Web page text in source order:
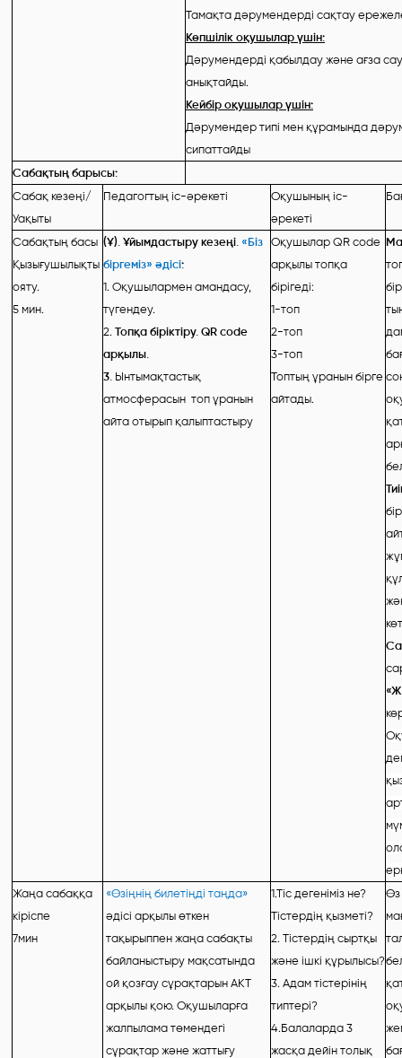
Тамақта дәрумендерді сақтау
Көпшілік оқушылар үшін:
Дәрумендерді қабылдау және ағза
анықтайды.
Кейбір оқушылар үшін:
Дәрумендер типі мен құрамында
сипаттайды
Сабақтың барысы:
Сабақ кезеңі/
Уақыты
Педагогтың іс-әрекеті
Оқушының іс-
әрекеті
Сабақтың басы
Қызығушылықты
ояту.
5 мин.
(Ұ). Ұйымдастыру кезеңі. «Біз
біргеміз» әдісі:
1. Оқушылармен амандасу,
түгендеу.
2. Топқа біріктіру. QR code
арқылы.
3. Ынтымақтастық
атмосферасын топ ұранын
айта отырып қалыптастыру
Оқушылар QR code
арқылы топқа
бірігеді:
1-топ
2-топ
3-топ
Топтың ұранын бірге
айтады.
Жаңа сабаққа
кіріспе
7мин
«Өзіңнің билетіңді таңда»
әдісі арқылы өткен
тақырыппен жаңа сабақты
байланыстыру мақсатында
ой қозғау сұрақтарын АКТ
арқылы қою. Оқушыларға
жалпылама төмендегі
сұрақтар және жаттығу
1.Тіс дегеніміз не?
Тістердің қызметі?
2. Тістердің сыртқы
және ішкі құрылысы?
3. Адам тістерінің
типтері?
4.Балаларда 3
жасқа дейін толық
Өз